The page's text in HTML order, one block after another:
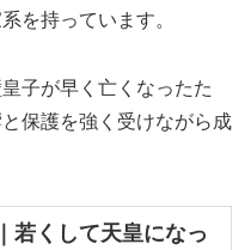
を持っています。
子が早く亡くなったた
保護を強く受けながら成
若くして天皇になっ